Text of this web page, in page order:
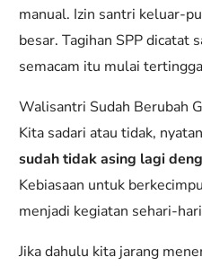
manual. Izin santri keluar-
besar. Tagihan SPP dicatat
semacam itu mulai
Walisantri Sudah Berubah
Kita sadari atau tidak,
sudah tidak asing lagi
Kebiasaan untuk
menjadi kegiatan sehari-
Jika dahulu kita jarang